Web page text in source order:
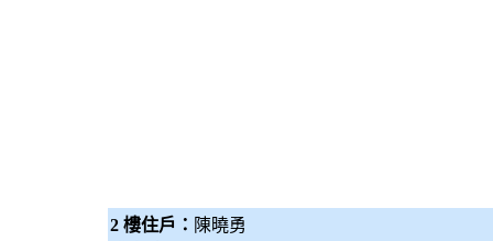
2 樓住戶： 陳曉勇